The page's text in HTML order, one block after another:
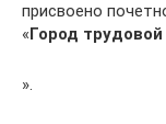
присвоено
«Город
».